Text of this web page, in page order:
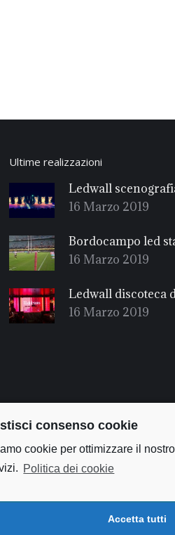
consenso cookie
cookie per ottimizzare il
Politica dei cookie
Accetta tutti
Ultime realizzazioni
Ledwall
16 Marzo 2019
Bordocampo led
16 Marzo 2019
Ledwall discoteca
16 Marzo 2019